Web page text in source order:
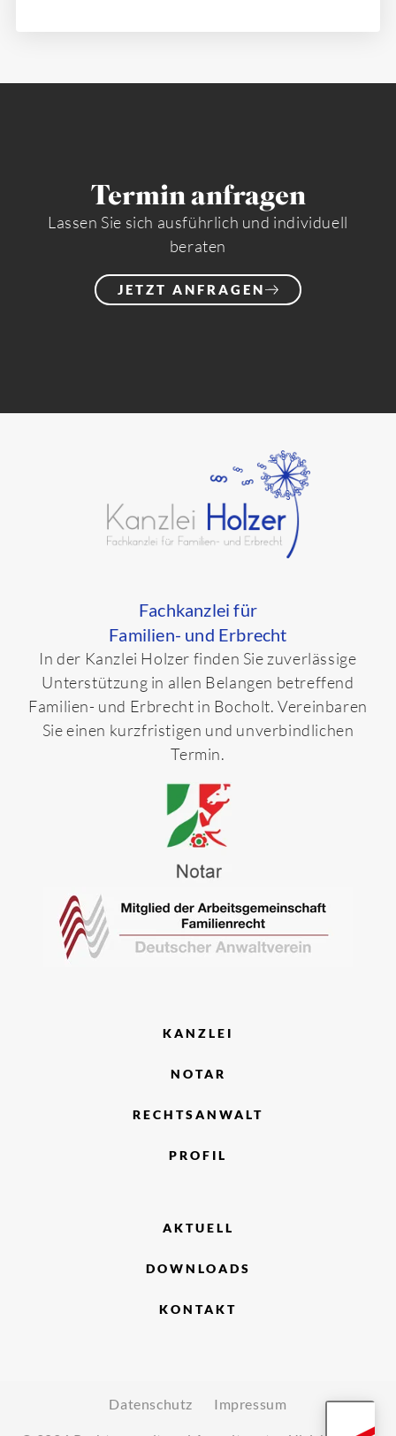
Termin anfragen
Lassen Sie sich ausführlich und individuell
beraten
JETZT ANFRAGEN
Fachkanzlei für
Familien- und Erbrecht
In der Kanzlei Holzer finden Sie zuverlässige
Unterstützung in allen Belangen betreffend
Familien- und Erbrecht in Bocholt. Vereinbaren
Sie einen kurzfristigen und unverbindlichen
Termin.
KANZLEI
NOTAR
RECHTSANWALT
PROFIL
AKTUELL
DOWNLOADS
KONTAKT
Datenschutz Impressum